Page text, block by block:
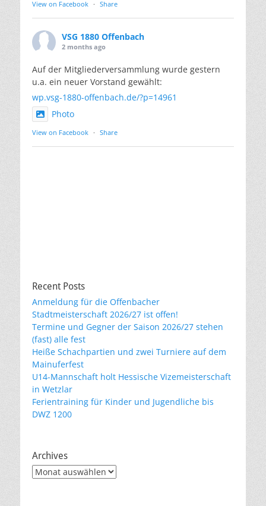
View on Facebook · Share
VSG 1880 Offenbach
2 months ago
Auf der Mitgliederversammlung wurde gestern
u.a. ein neuer Vorstand gewählt:
wp.vsg-1880-offenbach.de/?p=14961
Photo
View on Facebook · Share
Recent Posts
Anmeldung für die Offenbacher
Stadtmeisterschaft 2026/27 ist offen!
Termine und Gegner der Saison 2026/27 stehen
(fast) alle fest
Heiße Schachpartien und zwei Turniere auf dem
Mainuferfest
U14-Mannschaft holt Hessische Vizemeisterschaft
in Wetzlar
Ferientraining für Kinder und Jugendliche bis
DWZ 1200
Archives
Archives